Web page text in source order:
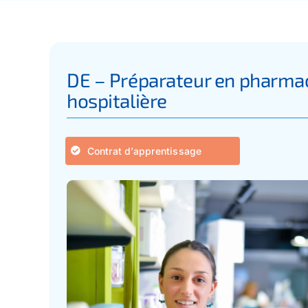
DE – Préparateur en
hospitalière
Contrat d’apprentissage